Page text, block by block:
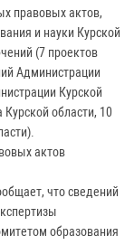
правовых актов,
и науки Курской
(7 проектов
Администрации
Курской
Курской области, 10
актов
что сведений
образования